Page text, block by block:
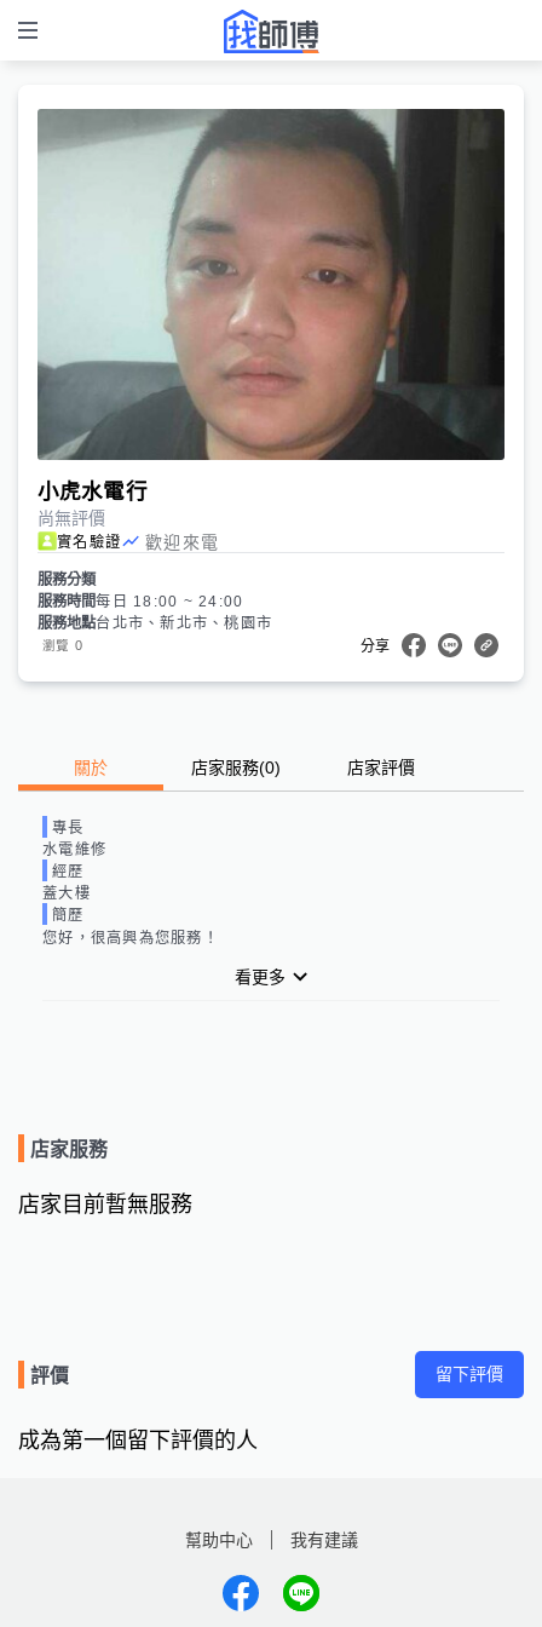
小虎水電行
尚無評價
實名驗證 歡迎來電
服務分類
服務時間每日 18:00 ~ 24:00
服務地點台北市、新北市、桃園市
瀏覽 0 分享
關於 店家服務(0) 店家評價
專長
水電維修
經歷
蓋大樓
簡歷
您好，很高興為您服務！
看更多
店家服務
店家目前暫無服務
評價 留下評價
成為第一個留下評價的人
幫助中心 我有建議